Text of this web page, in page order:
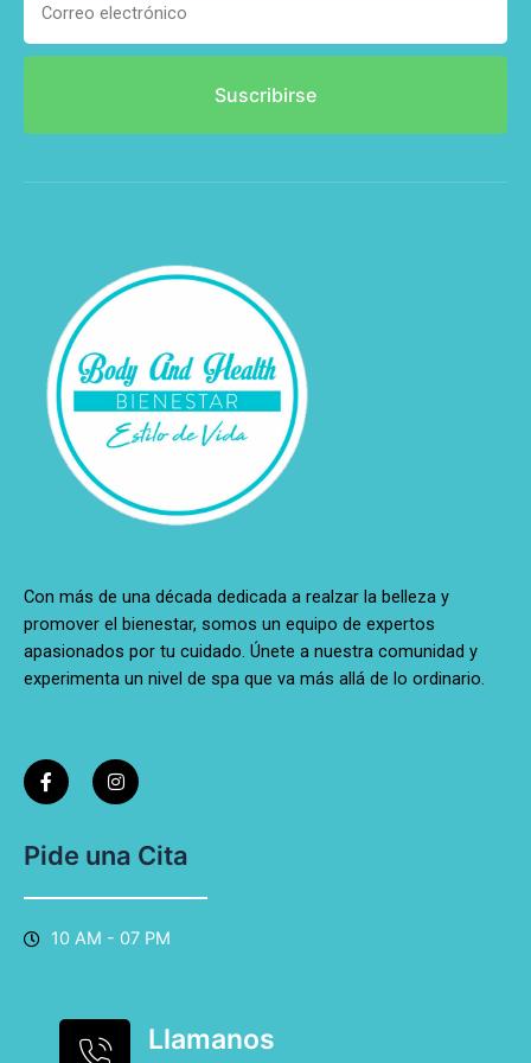
Suscribirse
Con más de una década dedicada a realzar la belleza y
promover el bienestar, somos un equipo de expertos
apasionados por tu cuidado. Únete a nuestra comunidad y
experimenta un nivel de spa que va más allá de lo ordinario.
F
a
c
e
o
o
-
I
n
s
t
g
r
m
Pide una Cita
10 AM - 07 PM
Llamanos